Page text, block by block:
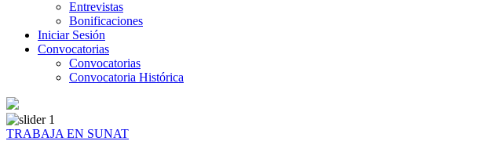
Entrevistas
Bonificaciones
Iniciar Sesión
Convocatorias
Convocatorias
Convocatoria Histórica
TRABAJA EN SUNAT